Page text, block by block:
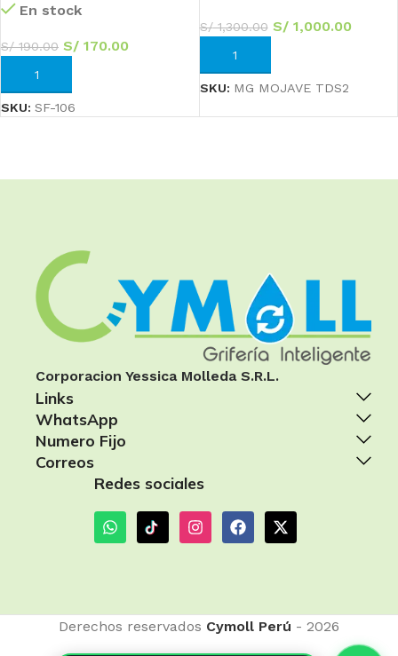
En stock
S/190.00 S/ 170.00
AÑADIR AL CARRITO
SKU: SF-106
S/1,300.00 S/1,000.00
AÑADIR AL CARRITO
SKU: MG MOJAVE TDS2
Corporacion Yessica Molleda S.R.L.
Links
WhatsApp
Numero Fijo
Correos
Redes sociales
Derechos reservados Cymoll Perú - 2026